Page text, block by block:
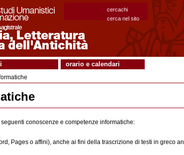
cercachi
cerca nel sito
orario e calendari
conoscenze e competenze informatiche:
Pages o affini), anche ai fini della trascrizione di testi in greco